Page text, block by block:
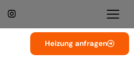
Heizung anfragen